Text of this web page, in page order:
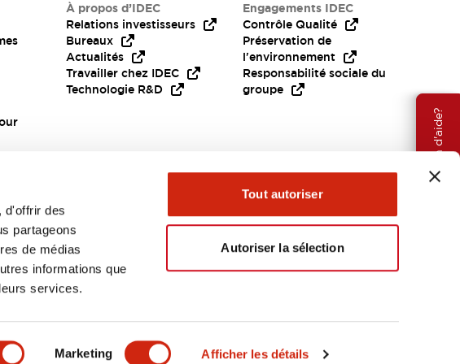
d'offrir des
partageons
de médias
informations que
services.
Marketing Afficher les détails
Tout autoriser
Autoriser la sélection
Besoin d'aide?
DOCUMENTS ET FICHIERS
À propos d’IDEC
Relations investisseurs
Bureaux
Actualités
Travailler chez IDEC
Technologie R&D
Engagements IDEC
Contrôle Qualité
Préservation de
l'environnement
Responsabilité sociale du
groupe
EMEA